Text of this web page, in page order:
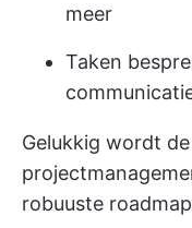
meer
Taken
Gelukkig wordt
robuuste